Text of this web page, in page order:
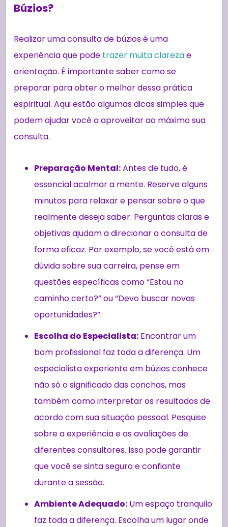
Búzios?
Realizar uma consulta de búzios é uma
experiência que pode trazer muita clarezae
orientação. É importante saber como se
preparar para obter o melhor dessa prática
espiritual. Aqui estão algumas dicas simples que
podem ajudar você a aproveitar ao máximo sua
consulta.
Preparação Mental:Antes de tudo, é
essencial acalmar a mente. Reserve alguns
minutos para relaxar e pensar sobre o que
realmente deseja saber. Perguntas claras e
objetivas ajudam a direcionar a consulta de
forma eficaz. Por exemplo, se você está em
dúvida sobre sua carreira, pense em
questões específicas como “Estou no
caminho certo?” ou “Devo buscar novas
oportunidades?”.
Escolha do Especialista: Encontrar um
bom profissional faz toda a diferença. Um
especialista experiente em búzios conhece
não só o significado das conchas, mas
também como interpretar os resultados de
acordo com sua situação pessoal. Pesquise
sobre a experiência e as avaliações de
diferentes consultores. Isso pode garantir
que você se sinta seguro e confiante
durante a sessão.
Ambiente Adequado: Um espaço tranquilo
faz toda a diferença. Escolha um lugar onde